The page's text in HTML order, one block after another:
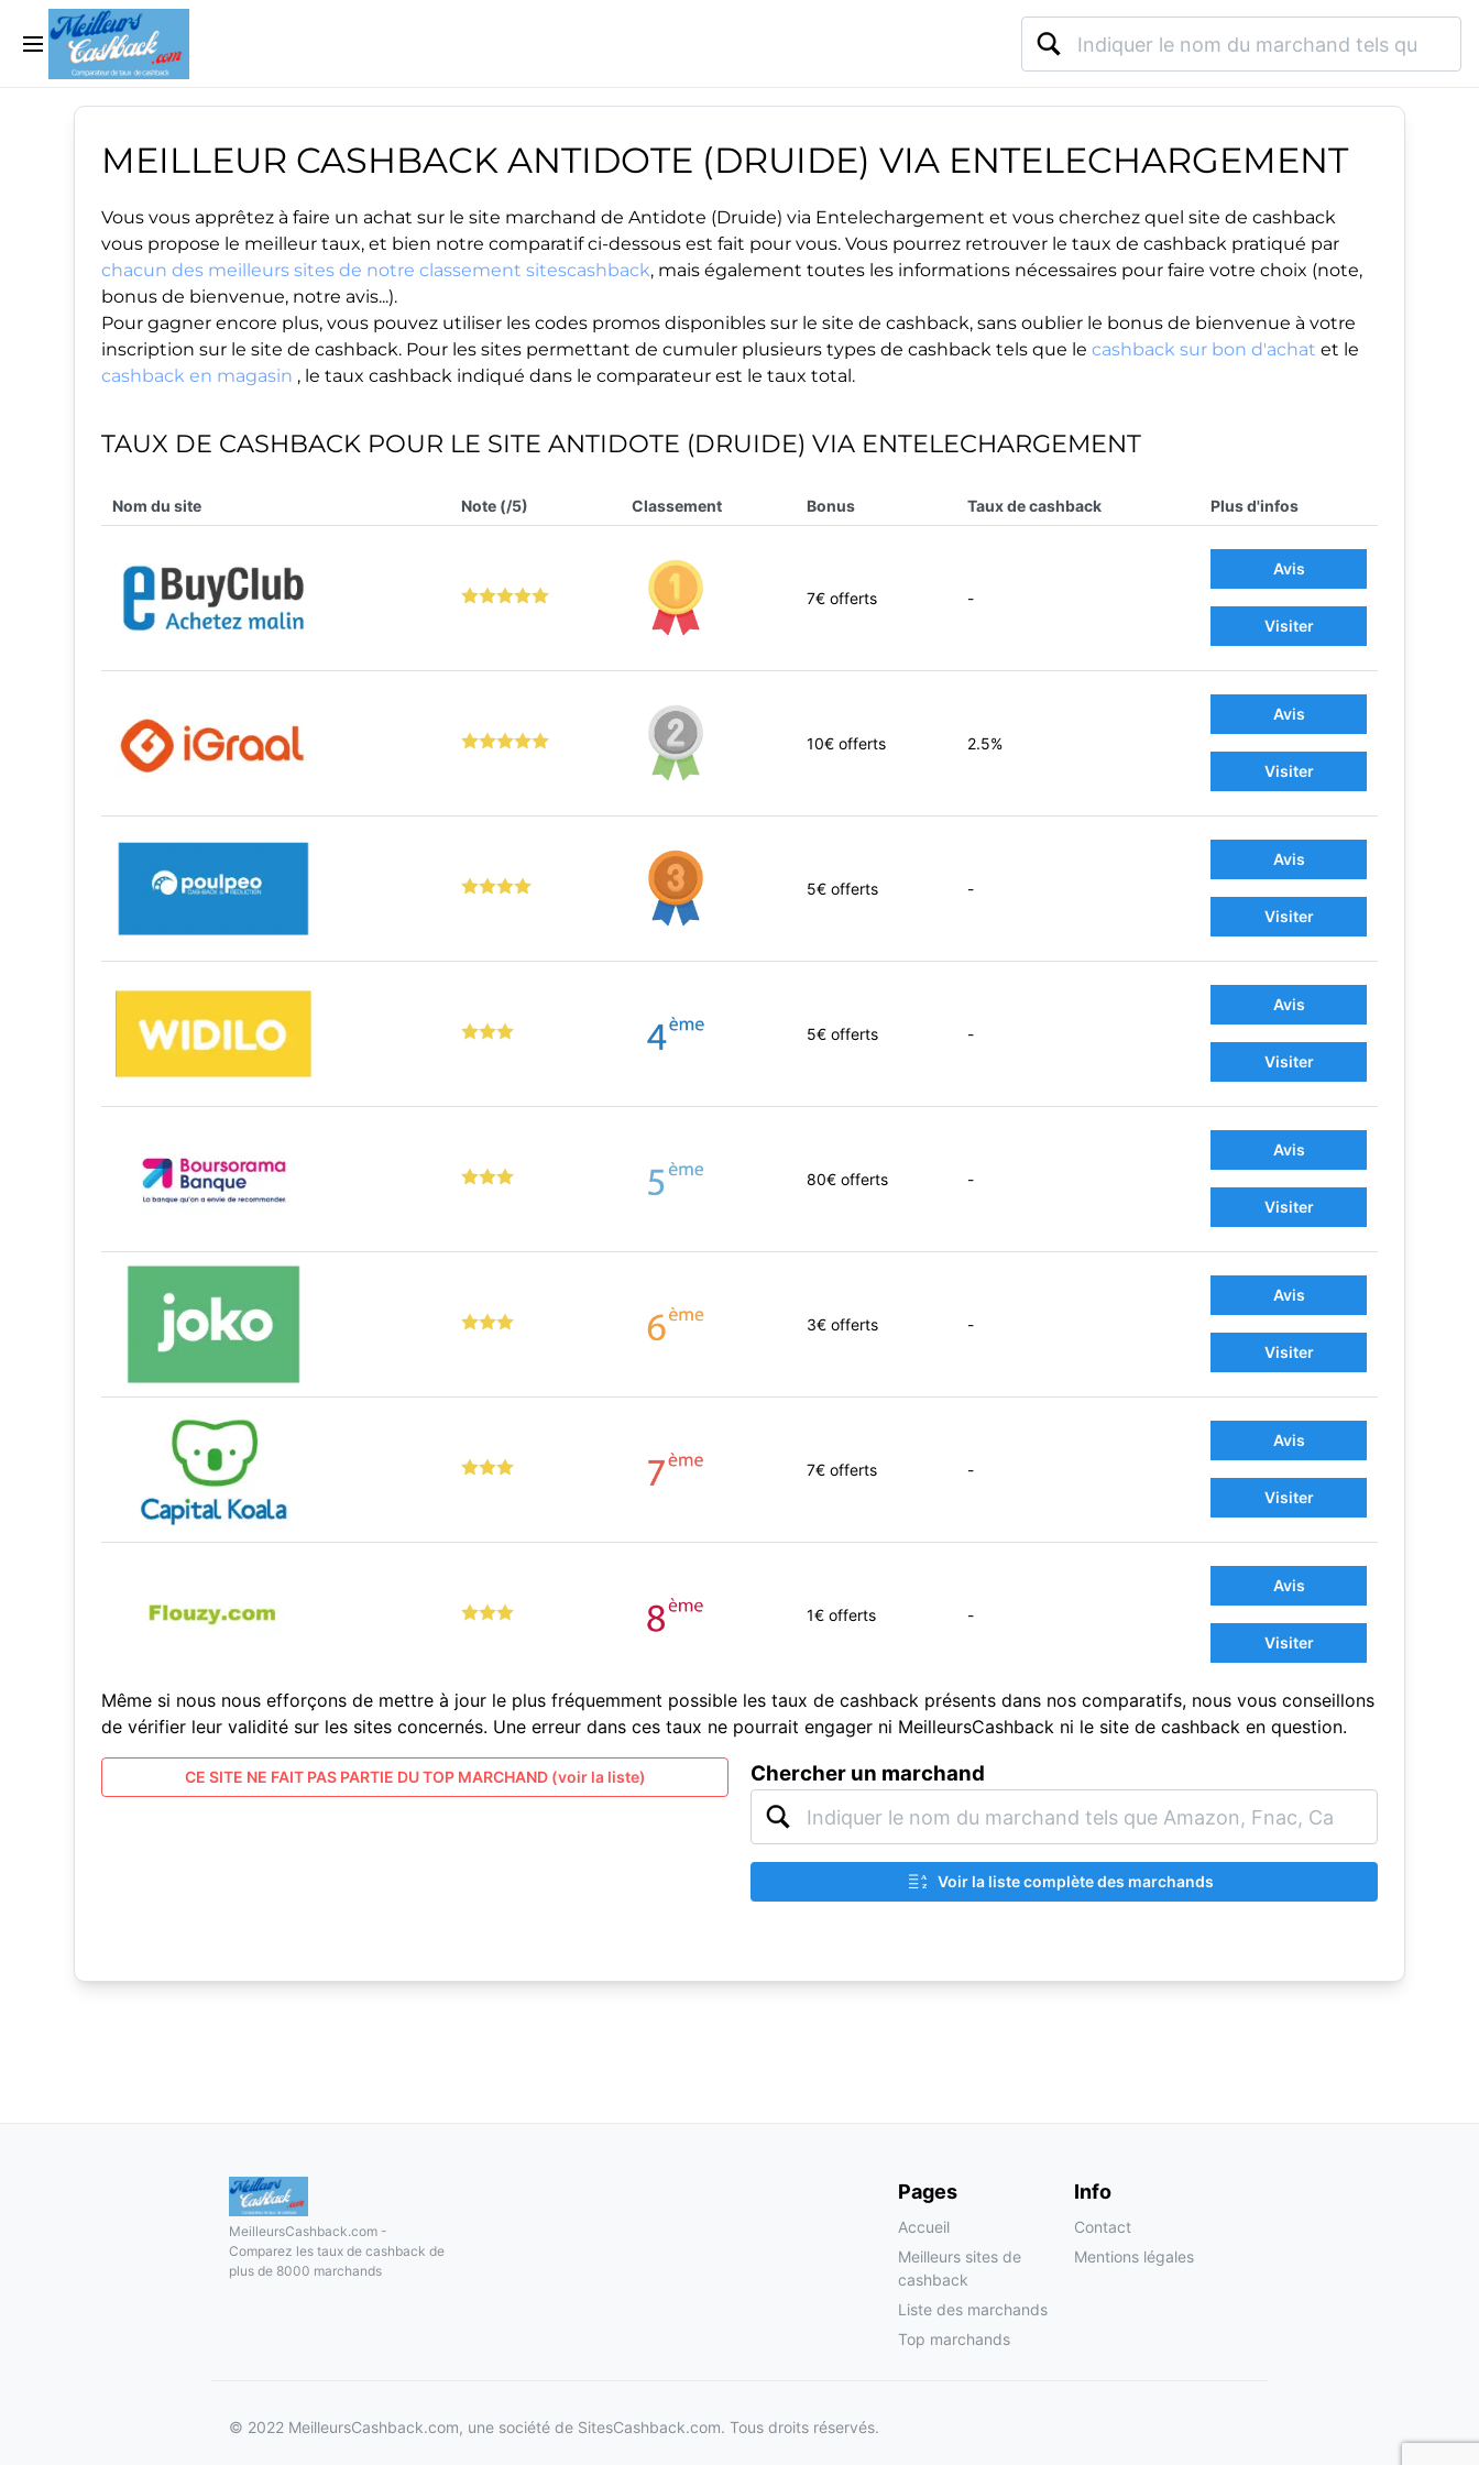
MEILLEUR CASHBACK ANTIDOTE (DRUIDE) VIA ENTELECHARGEMENT
Vous vous apprêtez à faire un achat sur le site marchand de Antidote (Druide) via Entelechargement et vous cherchez quel site de cashback
vous propose le meilleur taux, et bien notre comparatif ci-dessous est fait pour vous. Vous pourrez retrouver le taux de cashback pratiqué par
chacun des meilleurs sites de notre classement sitescashback, mais également toutes les informations nécessaires pour faire votre choix (note,
bonus de bienvenue, notre avis...).
Pour gagner encore plus, vous pouvez utiliser les codes promos disponibles sur le site de cashback, sans oublier le bonus de bienvenue à votre
inscription sur le site de cashback. Pour les sites permettant de cumuler plusieurs types de cashback tels que le cashback sur bon d'achat et le
cashback en magasin , le taux cashback indiqué dans le comparateur est le taux total.
TAUX DE CASHBACK POUR LE SITE ANTIDOTE (DRUIDE) VIA ENTELECHARGEMENT
Nom du site Note (/5) Classement Bonus Taux de cashback Plus d'infos
7€ offerts -
Avis
Visiter
10€ offerts 2.5%
Avis
Visiter
5€ offerts -
Avis
Visiter
5€ offerts -
Avis
Visiter
80€ offerts -
Avis
Visiter
3€ offerts -
Avis
Visiter
7€ offerts -
Avis
Visiter
1€ offerts -
Avis
Visiter
Même si nous nous efforçons de mettre à jour le plus fréquemment possible les taux de cashback présents dans nos comparatifs, nous vous conseillons
de vérifier leur validité sur les sites concernés. Une erreur dans ces taux ne pourrait engager ni MeilleursCashback ni le site de cashback en question.
CE SITE NE FAIT PAS PARTIE DU TOP MARCHAND (voir la liste) Chercher un marchand
A
Z
Voir la liste complète des marchands
MeilleursCashback.com -
Comparez les taux de cashback de
plus de 8000 marchands
Pages
Accueil
Meilleurs sites de
cashback
Liste des marchands
Top marchands
Info
Contact
Mentions légales
© 2022 MeilleursCashback.com, une société de SitesCashback.com. Tous droits réservés.